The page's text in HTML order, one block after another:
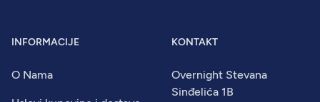
INFORMACIJE
O Nama
KONTAKT
Overnight Stevana
Sinđelića 1B